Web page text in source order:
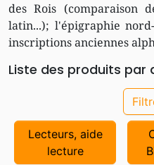
des Rois (comparaison
latin...); l'épigraphie
inscriptions anciennes
Liste des produits par
Lecteurs, aide
lecture